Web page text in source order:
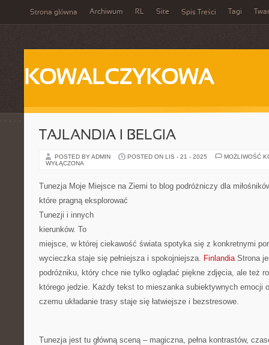
Strona główna Archiwum RL Site Spis Treści Tagi
KOWALCZYKOWA
TAJLANDIA I BELGIA
POSTED BY ADMIN POSTED ON LIS - 21 - 2025
MOŻLIWOŚĆ
WYŁĄCZONA
Tunezja Moje Miejsce na Ziemi to blog podróżniczy dla
które pragną eksplorować
Tunezji i innych
kierunków. To
miejsce, w której ciekawość świata spotyka się z konkretnymi
wycieczka staje się pełniejsza i spokojniejsza. FinlandiaStrona
podróżniku, który chce nie tylko oglądać piękne zdjęcia, ale też
którego jedzie. Każdy tekst to mieszanka subiektywnych emocji
czemu układanie trasy staje się łatwiejsze i bezstresowe.
Tunezja jest tu główną sceną – magiczna, pełna kontrastów,